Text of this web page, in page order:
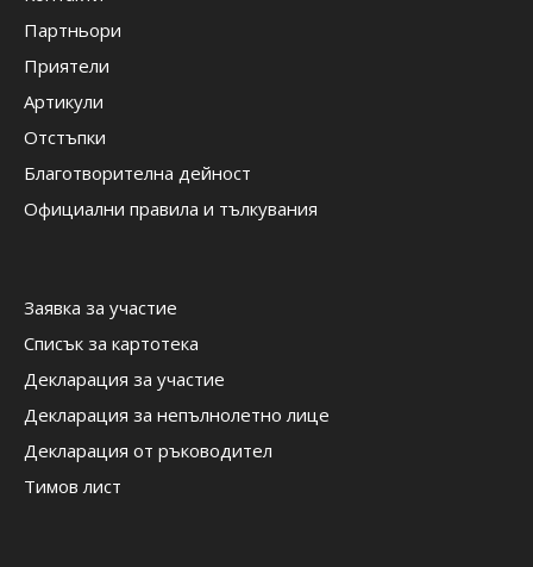
Партньори
Приятели
Артикули
Отстъпки
Благотворителна дейност
Официални правила и тълкувания
Заявка за участие
Списък за картотека
Декларация за участие
Декларация за непълнолетно лице
Декларация от ръководител
Тимов лист